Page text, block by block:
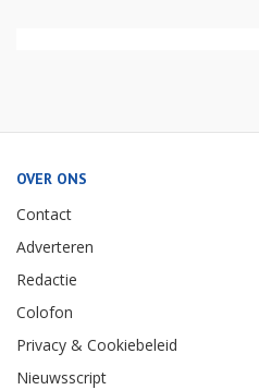
OVER ONS
Contact
Adverteren
Redactie
Colofon
Privacy & Cookiebeleid
Nieuwsscript